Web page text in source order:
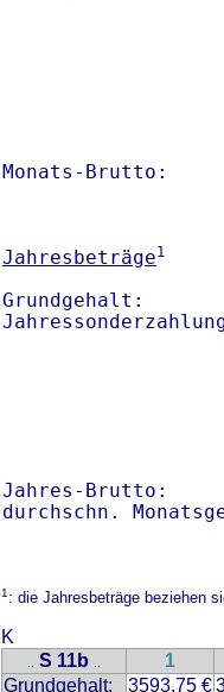
Monats-
Jahresbeträge1
Grundgehalt:
Jahres-
1: die Jahresbeträge beziehen
K
.. S 11b .. 1
Grundgehalt:
3593.75 €